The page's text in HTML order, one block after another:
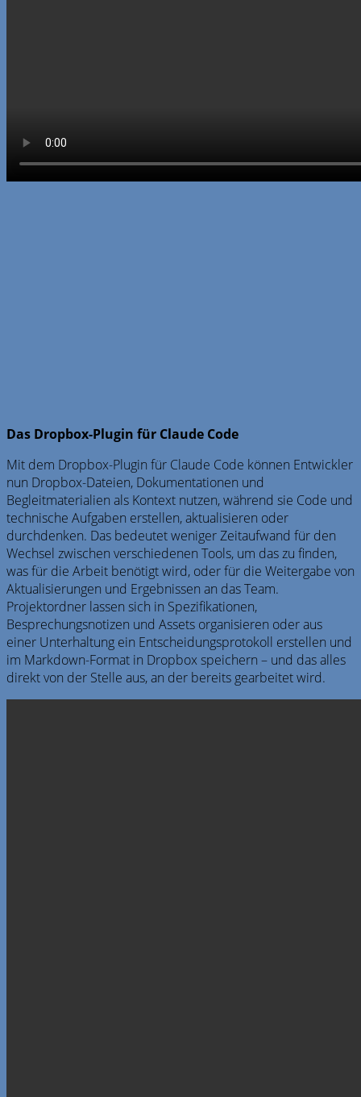
Das Dropbox-Plugin für Claude Code
Mit dem Dropbox-Plugin für Claude Code können Entwickler
nun Dropbox-Dateien, Dokumentationen und
Begleitmaterialien als Kontext nutzen, während sie Code und
technische Aufgaben erstellen, aktualisieren oder
durchdenken. Das bedeutet weniger Zeitaufwand für den
Wechsel zwischen verschiedenen Tools, um das zu finden,
was für die Arbeit benötigt wird, oder für die Weitergabe von
Aktualisierungen und Ergebnissen an das Team.
Projektordner lassen sich in Spezifikationen,
Besprechungsnotizen und Assets organisieren oder aus
einer Unterhaltung ein Entscheidungsprotokoll erstellen und
im Markdown-Format in Dropbox speichern – und das alles
direkt von der Stelle aus, an der bereits gearbeitet wird.